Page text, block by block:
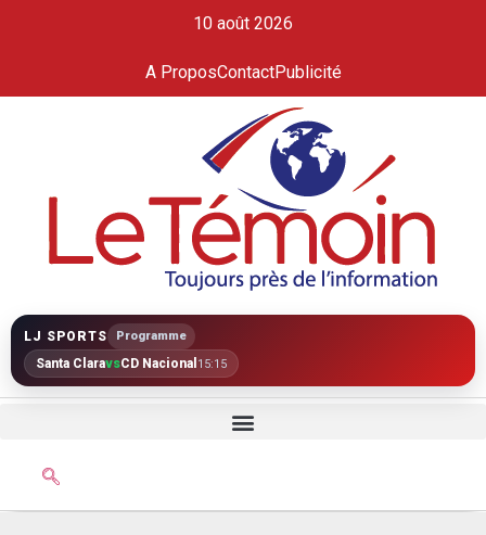
10 août 2026
A ProposContactPublicité
LJ SPORTS Programme
Santa ClaravsCD Nacional 15:15